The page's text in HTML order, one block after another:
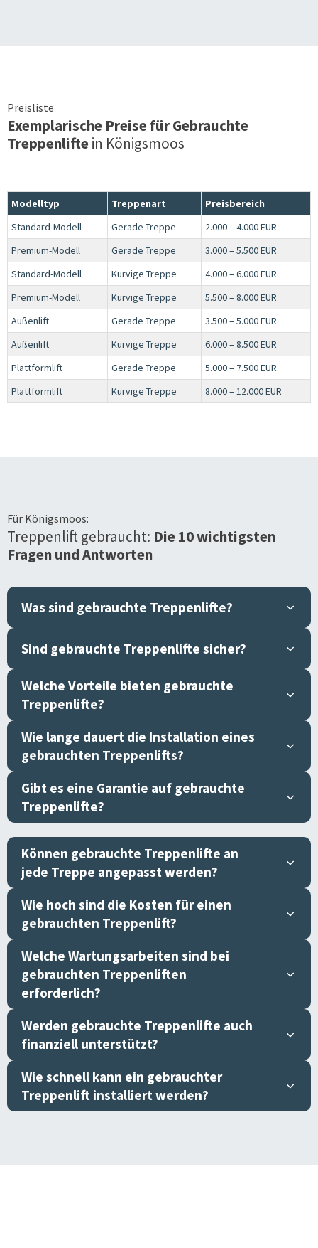
Preisliste
Exemplarische Preise für Gebrauchte
Treppenliftein Königsmoos
Modelltyp Treppenart
Preisbereich
Standard-Modell
Gerade Treppe
2.000 – 4.000 EUR
Premium-Modell
Gerade Treppe
3.000 – 5.500 EUR
Standard-Modell
Kurvige Treppe
4.000 – 6.000 EUR
Premium-Modell
Kurvige Treppe
5.500 – 8.000 EUR
Außenlift
Gerade Treppe
3.500 – 5.000 EUR
Außenlift
Kurvige Treppe
6.000 – 8.500 EUR
Plattformlift
Gerade Treppe
5.000 – 7.500 EUR
Plattformlift
Kurvige Treppe 8.000 – 12.000 EUR
Für Königsmoos:
Treppenlift gebraucht: Die 10 wichtigsten
Fragen und Antworten
Was sind gebrauchte Treppenlifte?
Sind gebrauchte Treppenlifte sicher?
Welche Vorteile bieten gebrauchte
Treppenlifte?
Wie lange dauert die Installation eines
gebrauchten Treppenlifts?
Gibt es eine Garantie auf gebrauchte
Treppenlifte?
Können gebrauchte Treppenlifte an
jede Treppe angepasst werden?
Wie hoch sind die Kosten für einen
gebrauchten Treppenlift?
Welche Wartungsarbeiten sind bei
gebrauchten Treppenliften
erforderlich?
Werden gebrauchte Treppenlifte auch
finanziell unterstützt?
Wie schnell kann ein gebrauchter
Treppenlift installiert werden?